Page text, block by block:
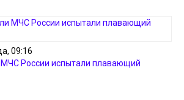
09:16
МЧС России испытали плавающий